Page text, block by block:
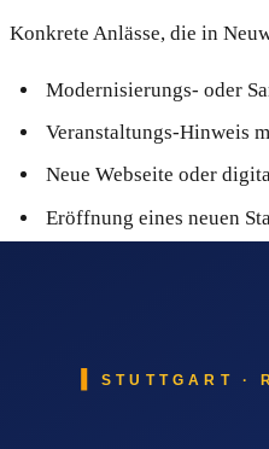
Konkrete Anlässe, die in
Modernisierungs- oder
Veranstaltungs-Hinweis
Neue Webseite oder
Eröffnung eines neuen
Was die